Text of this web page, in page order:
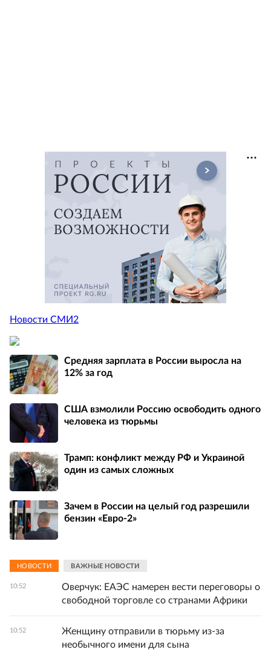
Новости СМИ2
Средняя зарплата в России выросла на
12% за год
США взмолили Россию освободить одного
человека из тюрьмы
Трамп: конфликт между РФ и Украиной
один из самых сложных
Зачем в России на целый год разрешили
бензин «Евро-2»
НОВОСТИ ВАЖНЫЕ НОВОСТИ
10:52
Оверчук: ЕАЭС намерен вести переговоры о
свободной торговле со странами Африки
10:52
Женщину отправили в тюрьму из-за
необычного имени для сына